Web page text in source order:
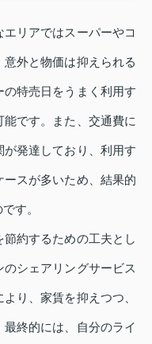
リアではスーパーやコ
外と物価は抑えられる
特売日をうまく利用す
です。また、交通費に
発達しており、利用す
スが多いため、結果的
す。
約するための工夫とし
シェアリングサービス
り、家賃を抑えつつ、
終的には、自分のライ